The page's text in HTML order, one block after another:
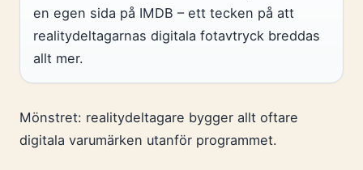
en egen sida på IMDB – ett tecken på att
realitydeltagarnas digitala fotavtryck breddas
allt mer.
Mönstret: realitydeltagare bygger allt oftare
digitala varumärken utanför programmet.